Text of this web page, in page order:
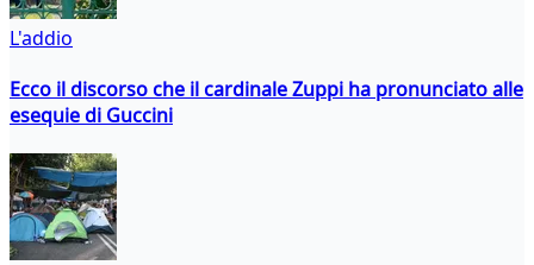
L'addio
Ecco il discorso che il cardinale Zuppi ha pronunciato alle
esequie di Guccini